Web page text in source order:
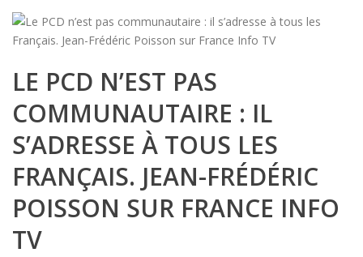
LE PCD N’EST PAS
COMMUNAUTAIRE : IL
S’ADRESSE À TOUS LES
FRANÇAIS. JEAN-FRÉDÉRIC
POISSON SUR FRANCE INFO
TV